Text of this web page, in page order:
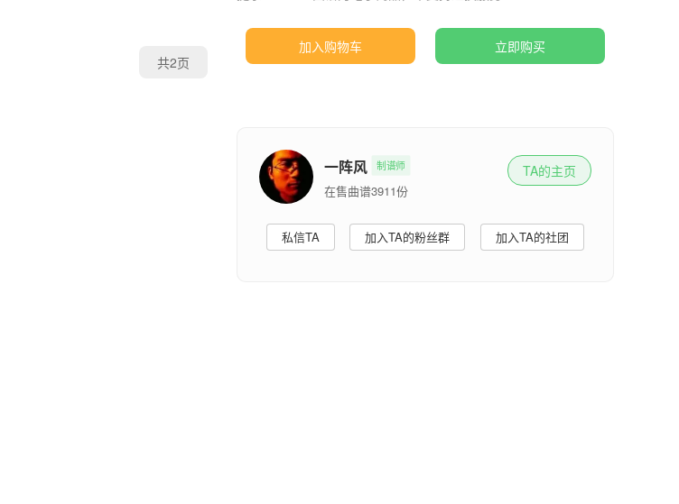
共2页
加入购物车 立即购买
一阵风 制谱师
在售曲谱3911份
TA的主页
私信TA 加入TA的粉丝群 加入TA的社团